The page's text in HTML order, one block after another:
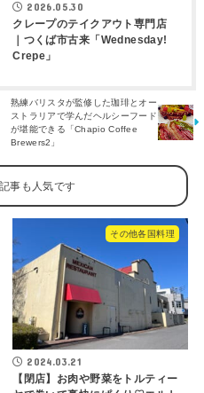
2026.05.30
クレープのテイクアウト専門店
｜つくば市古来「Wednesday!
Crepe」
熟練バリスタが監修した珈琲とオー
ストラリアで学んだヘルシーフード
が堪能できる「Chapio Coffee
Brewers2」
その他各国料理
2024.03.21
【閉店】お肉や野菜をトルティー